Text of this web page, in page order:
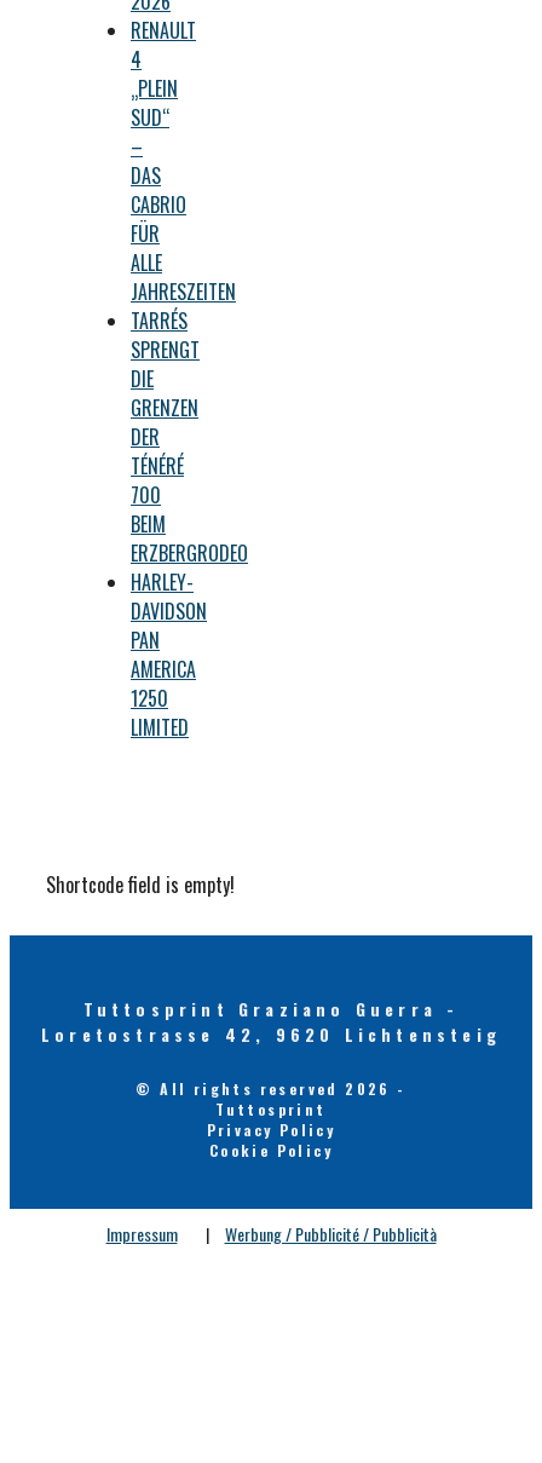
RENAULT
4
„PLEIN
SUD“
–
DAS
CABRIO
FÜR
ALLE
JAHRESZEITEN
TARRÉS
SPRENGT
DIE
GRENZEN
DER
TÉNÉRÉ
700
BEIM
ERZBERGRODEO
HARLEY-
DAVIDSON
PAN
AMERICA
1250
LIMITED
Shortcode field is empty!
Tuttosprint Graziano Guerra -
Loretostrasse 42, 9620 Lichtensteig
© All rights reserved 2026 -
Tuttosprint
Privacy Policy
Cookie Policy
Impressum | Werbung / Pubblicité / Pubblicità